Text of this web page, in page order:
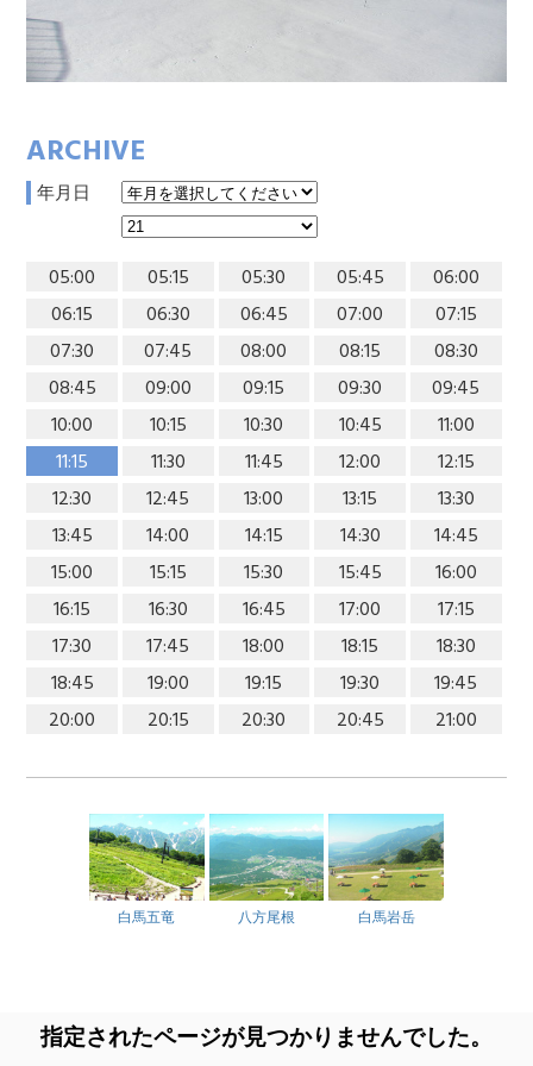
ARCHIVE
年月日
05:00 05:15 05:30 05:45
06:00
06:15
06:30 06:45 07:00
07:15
07:30
07:45 08:00 08:15
08:30
08:45
09:00 09:15 09:30
09:45
10:00
10:15 10:30 10:45
11:00
11:15
11:30 11:45 12:00
12:15
12:30
12:45 13:00 13:15
13:30
13:45
14:00 14:15 14:30
14:45
15:00
15:15 15:30 15:45
16:00
16:15
16:30 16:45 17:00
17:15
17:30
17:45 18:00 18:15
18:30
18:45
19:00 19:15 19:30
19:45
20:00
20:15 20:30 20:45 21:00
白馬五竜 八方尾根 白馬岩岳